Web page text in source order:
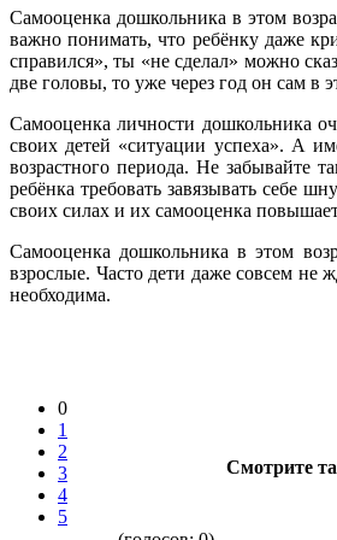
Самооценка дошкольника в этом
важно понимать, что ребёнку даже
справился», ты «не сделал» можно
две головы, то уже через год он сам в
Самооценка личности дошкольника
своих детей «ситуации успеха». А
возрастного периода. Не забывайте
ребёнка требовать завязывать себе
своих силах и их самооценка
Самооценка дошкольника в этом
взрослые. Часто дети даже совсем не
необходима.
0
1
2
3
4
5
Смотрите